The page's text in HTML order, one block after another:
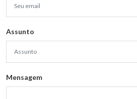
Assunto
Mensagem